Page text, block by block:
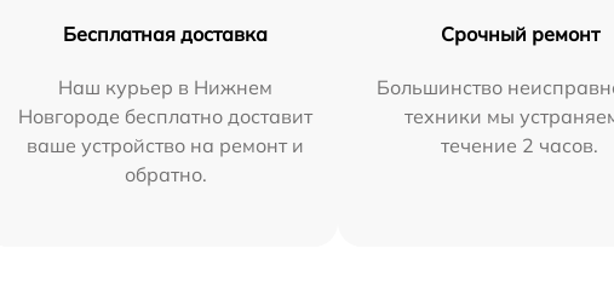
Бесплатная доставка
Наш курьер в Нижнем
Новгороде бесплатно доставит
ваше устройство на ремонт и
обратно.
Срочный ремонт
Большинство
техники мы
течение 2 часов.